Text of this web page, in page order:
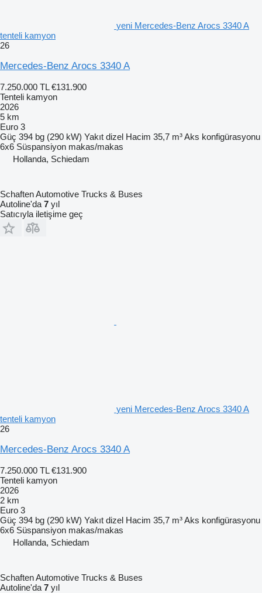
yeni Mercedes-Benz Arocs 3340 A
tenteli kamyon
26
Mercedes-Benz Arocs 3340 A
7.250.000 TL €131.900
Tenteli kamyon
2026
5 km
Euro 3
Güç 394 bg (290 kW) Yakıt dizel Hacim 35,7 m³Aks konfigürasyonu
6x6 Süspansiyon makas/makas
Hollanda, Schiedam
Schaften Automotive Trucks & Buses
Autoline'da 7 yıl
Satıcıyla iletişime geç
yeni Mercedes-Benz Arocs 3340 A
tenteli kamyon
26
Mercedes-Benz Arocs 3340 A
7.250.000 TL €131.900
Tenteli kamyon
2026
2 km
Euro 3
Güç 394 bg (290 kW) Yakıt dizel Hacim 35,7 m³Aks konfigürasyonu
6x6 Süspansiyon makas/makas
Hollanda, Schiedam
Schaften Automotive Trucks & Buses
Autoline'da 7 yıl